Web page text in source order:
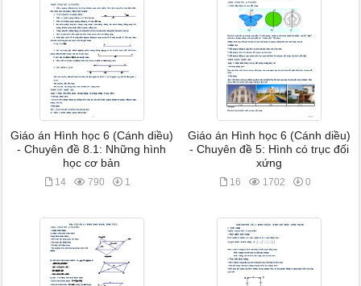
Giáo án Hình học 6 (Cánh diều)
- Chuyên đề 8.1: Những hình
học cơ bản
14 790 1
Giáo án Hình học 6 (Cánh diều)
- Chuyên đề 5: Hình có trục đối
xứng
16 1702 0